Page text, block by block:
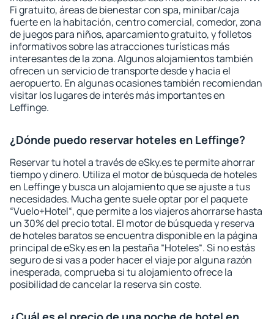
Fi gratuito, áreas de bienestar con spa, minibar/caja
fuerte en la habitación, centro comercial, comedor, zona
de juegos para niños, aparcamiento gratuito, y folletos
informativos sobre las atracciones turísticas más
interesantes de la zona. Algunos alojamientos también
ofrecen un servicio de transporte desde y hacia el
aeropuerto. En algunas ocasiones también recomiendan
visitar los lugares de interés más importantes en
Leffinge.
¿Dónde puedo reservar hoteles en Leffinge?
Reservar tu hotel a través de eSky.es te permite ahorrar
tiempo y dinero. Utiliza el motor de búsqueda de hoteles
en Leffinge y busca un alojamiento que se ajuste a tus
necesidades. Mucha gente suele optar por el paquete
“Vuelo+Hotel“, que permite a los viajeros ahorrarse hasta
un 30% del precio total. El motor de búsqueda y reserva
de hoteles baratos se encuentra disponible en la página
principal de eSky.es en la pestaña “Hoteles“. Si no estás
seguro de si vas a poder hacer el viaje por alguna razón
inesperada, comprueba si tu alojamiento ofrece la
posibilidad de cancelar la reserva sin coste.